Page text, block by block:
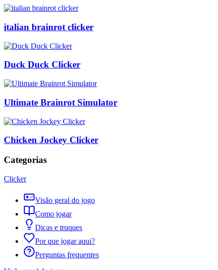
italian brainrot clicker
Duck Duck Clicker
Ultimate Brainrot Simulator
Chicken Jockey Clicker
Categorias
Clicker
Visão geral do jogo
Como jogar
Dicas e truques
Por que jogar aqui?
Perguntas frequentes